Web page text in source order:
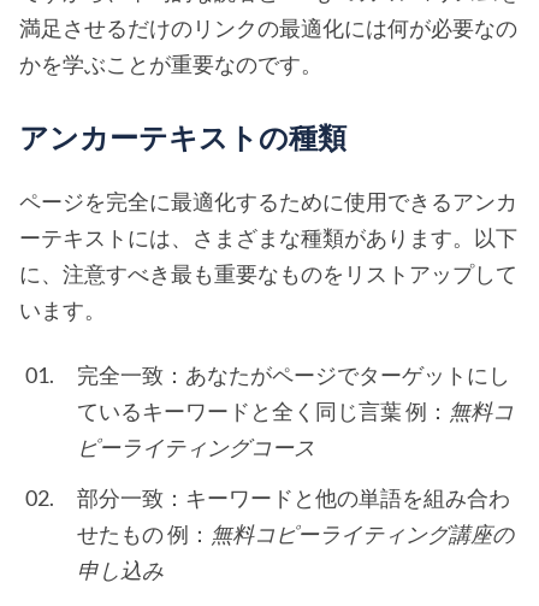
満足させるだけのリンクの最適化には何が必要なの
かを学ぶことが重要なのです。
アンカーテキストの種類
ページを完全に最適化するために使用できるアンカ
ーテキストには、さまざまな種類があります。以下
に、注意すべき最も重要なものをリストアップして
います。
完全一致：あなたがページでターゲットにし
ているキーワードと全く同じ言葉 例： 無料コ
ピーライティングコース
部分一致：キーワードと他の単語を組み合わ
せたもの 例： 無料コピーライティング講座の
申し込み